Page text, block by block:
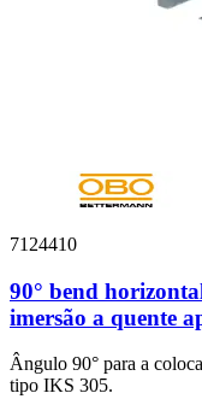
7124410
90° bend
imersão a quente
Ângulo 90° para a
tipo IKS 305.